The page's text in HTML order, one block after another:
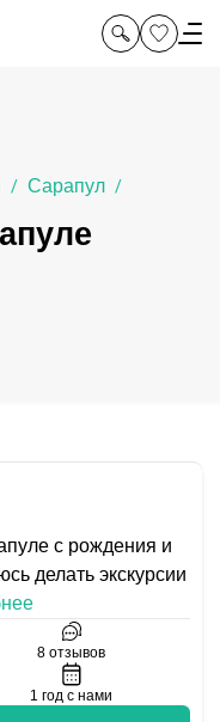
/ Сарапул /
с рождения и
делать экскурсии
8 отзывов
1 год с нами